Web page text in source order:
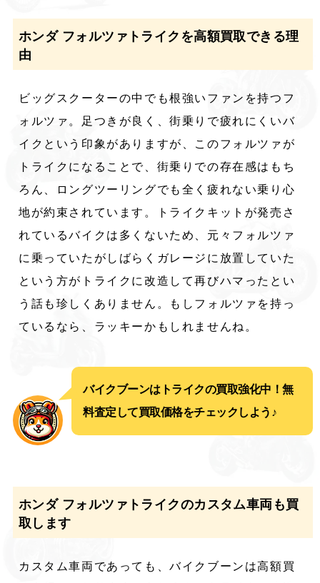
ホンダ フォルツァトライクを高額買取できる理
由
ビッグスクーターの中でも根強いファンを持つフ
ォルツァ。足つきが良く、街乗りで疲れにくいバ
イクという印象がありますが、このフォルツァが
トライクになることで、街乗りでの存在感はもち
ろん、ロングツーリングでも全く疲れない乗り心
地が約束されています。トライクキットが発売さ
れているバイクは多くないため、元々フォルツァ
に乗っていたがしばらくガレージに放置していた
という方がトライクに改造して再びハマったとい
う話も珍しくありません。もしフォルツァを持っ
ているなら、ラッキーかもしれませんね。
バイクブーンはトライクの買取強化中！無
料査定して買取価格をチェックしよう♪
ホンダ フォルツァトライクのカスタム車両も買
取します
カスタム車両であっても、バイクブーンは高額買